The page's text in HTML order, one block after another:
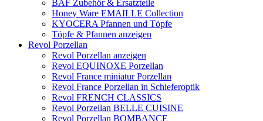
BAF Zubehör & Ersatzteile
Honey Ware EMAILLE Collection
KYOCERA Pfannen und Töpfe
Töpfe & Pfannen anzeigen
Revol Porzellan
Revol Porzellan anzeigen
Revol EQUINOXE Porzellan
Revol France miniatur Porzellan
Revol France Porzellan in Schieferoptik
Revol FRENCH CLASSICS
Revol Porzellan BELLE CUISINE
Revol Porzellan BOMBANCE